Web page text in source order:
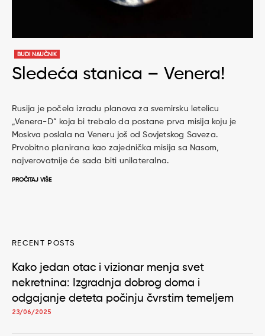
BUDI NAUČNIK
Sledeća stanica – Venera!
Rusija je počela izradu planova za svemirsku letelicu
„Venera-D“ koja bi trebalo da postane prva misija koju je
Moskva poslala na Veneru još od Sovjetskog Saveza.
Prvobitno planirana kao zajednička misija sa Nasom,
najverovatnije će sada biti unilateralna.
PROČITAJ VIŠE
RECENT POSTS
Kako jedan otac i vizionar menja svet
nekretnina: Izgradnja dobrog doma i
odgajanje deteta počinju čvrstim temeljem
23/06/2025